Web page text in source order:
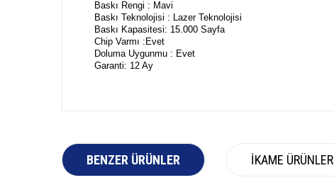
Baskı Rengi : Mavi
Baskı Teknolojisi : Lazer Teknolojisi
Baskı Kapasitesi: 15.000 Sayfa
Chip Varmı :Evet
Doluma Uygunmu : Evet
Garanti: 12 Ay
BENZER ÜRÜNLER İKAME ÜRÜNLER